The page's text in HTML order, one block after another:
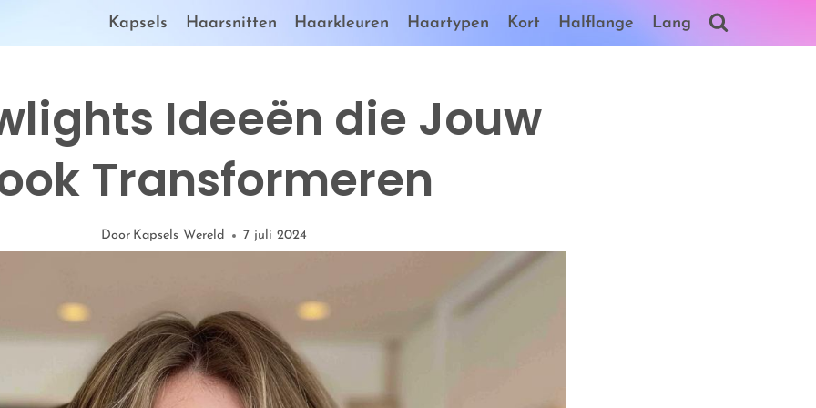
Kapsels Haarsnitten Haarkleuren Haartypen Kort Halflange Lang
Ideeën die Jouw
Transformeren
Door Kapsels Wereld 7 juli 2024